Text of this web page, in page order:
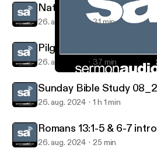
Bible Study on SermonAudio
Natural part 3
26. aug. 2024 31 min
Pilgrim's Progress Bible
26. aug. 2024 37 min
Sunday Bible Study
26. aug. 2024 1 h 1 min
Romans 13:1-5 & 6-7 intro
26. aug. 2024 25 min